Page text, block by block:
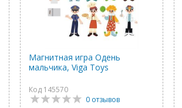
Магнитная игра Одень
мальчика, Viga Toys
Код 145570
0 отзывов